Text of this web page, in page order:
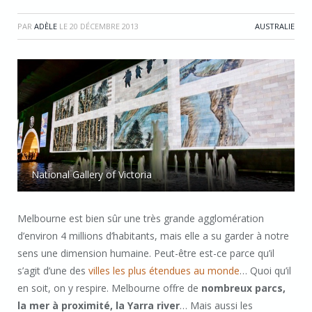
PAR ADÈLE LE 20 DÉCEMBRE 2013 AUSTRALIE
National Gallery of Victoria
Melbourne est bien sûr une très grande agglomération
d’environ 4 millions d’habitants, mais elle a su garder à notre
sens une dimension humaine. Peut-être est-ce parce qu’il
s’agit d’une des villes les plus étendues au monde… Quoi qu’il
en soit, on y respire. Melbourne offre de nombreux parcs,
la mer à proximité, la Yarra river… Mais aussi les